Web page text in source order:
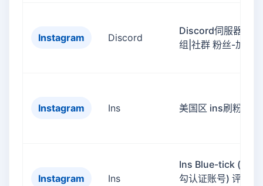
Instagram Discord
Discord伺服器|群
组|社群 粉丝-加人
Instagram Ins 美国区 ins刷粉
Instagram Ins
Ins Blue-tick (蓝勾
勾认证账号) 评论